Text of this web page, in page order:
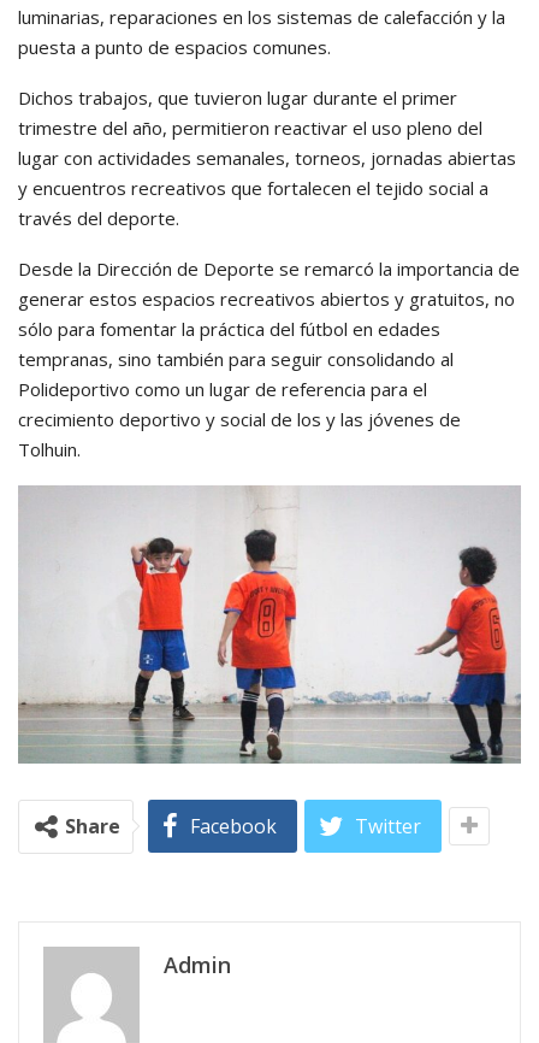
luminarias, reparaciones en los sistemas de calefacción y la
puesta a punto de espacios comunes.
Dichos trabajos, que tuvieron lugar durante el primer
trimestre del año, permitieron reactivar el uso pleno del
lugar con actividades semanales, torneos, jornadas abiertas
y encuentros recreativos que fortalecen el tejido social a
través del deporte.
Desde la Dirección de Deporte se remarcó la importancia de
generar estos espacios recreativos abiertos y gratuitos, no
sólo para fomentar la práctica del fútbol en edades
tempranas, sino también para seguir consolidando al
Polideportivo como un lugar de referencia para el
crecimiento deportivo y social de los y las jóvenes de
Tolhuin.
Share Facebook Twitter
Admin